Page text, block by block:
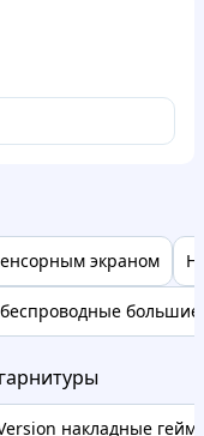
экраном
накладные